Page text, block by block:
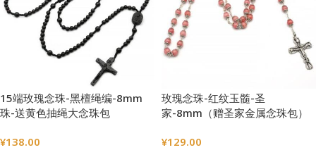
15端玫瑰念珠-黑檀绳编-8mm
珠-送黄色抽绳大念珠包
¥138.00
玫瑰念珠-红纹玉髓-圣
家-8mm（赠圣家金属念珠包）
¥129.00